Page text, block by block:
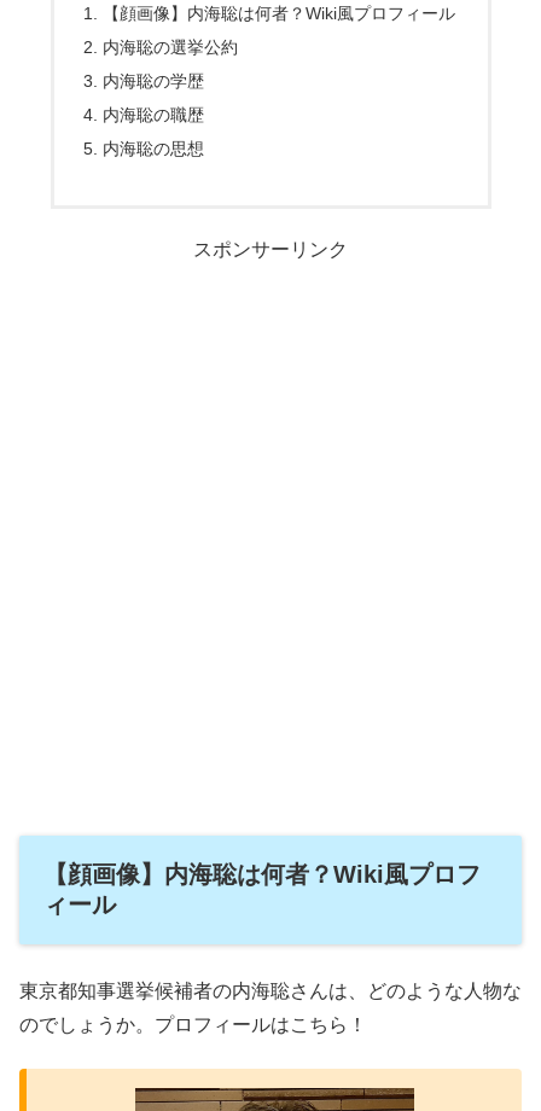
【顔画像】内海聡は何者？Wiki風プロフィール
内海聡の選挙公約
内海聡の学歴
内海聡の職歴
内海聡の思想
スポンサーリンク
【顔画像】内海聡は何者？Wiki風プロフ
ィール
東京都知事選挙候補者の内海聡さんは、どのような人物な
のでしょうか。プロフィールはこちら！